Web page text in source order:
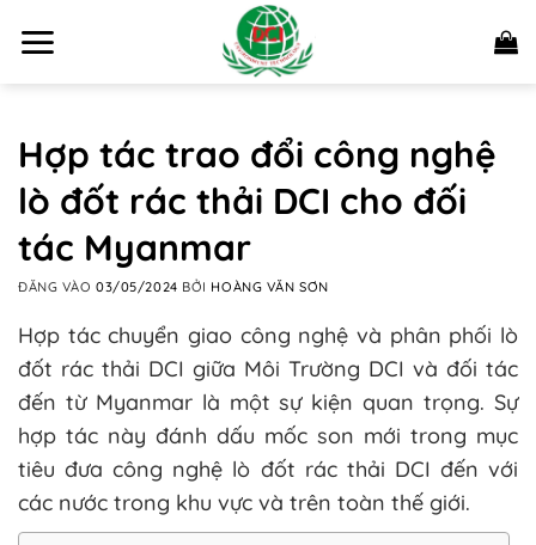
qua
Hợp tác trao đổi công nghệ
lò đốt rác thải DCI cho đối
tác Myanmar
ĐĂNG VÀO03/05/2024 BỞI HOÀNG VĂN SƠN
Hợp tác chuyển giao công nghệ và phân phối lò
đốt rác thải DCI giữa Môi Trường DCI và đối tác
đến từ Myanmar là một sự kiện quan trọng. Sự
hợp tác này đánh dấu mốc son mới trong mục
tiêu đưa công nghệ lò đốt rác thải DCI đến với
các nước trong khu vực và trên toàn thế giới.